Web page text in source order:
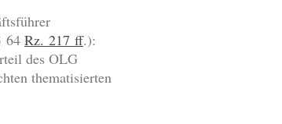
64 Rz. 217 ff.):
des OLG
thematisierten